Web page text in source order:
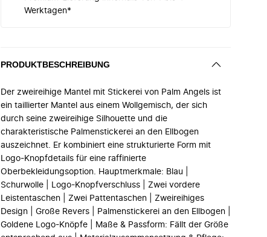
Werktagen*
PRODUKTBESCHREIBUNG
Der zweireihige Mantel mit Stickerei von Palm Angels ist
ein taillierter Mantel aus einem Wollgemisch, der sich
durch seine zweireihige Silhouette und die
charakteristische Palmenstickerei an den Ellbogen
auszeichnet. Er kombiniert eine strukturierte Form mit
Logo-Knopfdetails für eine raffinierte
Oberbekleidungsoption. Hauptmerkmale: Blau |
Schurwolle | Logo-Knopfverschluss | Zwei vordere
Leistentaschen | Zwei Pattentaschen | Zweireihiges
Design | Große Revers | Palmenstickerei an den Ellbogen |
Goldene Logo-Knöpfe | Maße & Passform: Fällt der Größe